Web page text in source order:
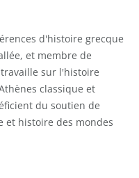
d'histoire grecque
et membre de
sur l'histoire
classique et
du soutien de
et histoire des mondes